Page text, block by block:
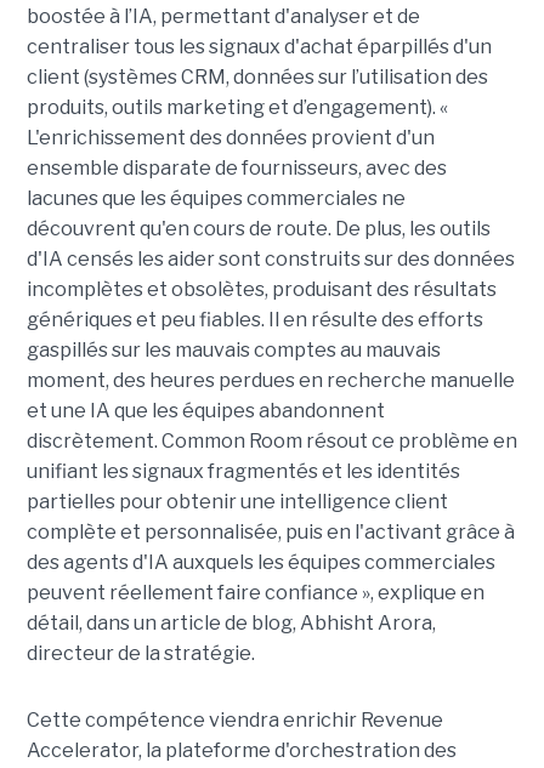
boostée à l’IA, permettant d'analyser et de
centraliser tous les signaux d'achat éparpillés d'un
client (systèmes CRM, données sur l’utilisation des
produits, outils marketing et d’engagement). «
L'enrichissement des données provient d'un
ensemble disparate de fournisseurs, avec des
lacunes que les équipes commerciales ne
découvrent qu'en cours de route. De plus, les outils
d'IA censés les aider sont construits sur des données
incomplètes et obsolètes, produisant des résultats
génériques et peu fiables. Il en résulte des efforts
gaspillés sur les mauvais comptes au mauvais
moment, des heures perdues en recherche manuelle
et une IA que les équipes abandonnent
discrètement. Common Room résout ce problème en
unifiant les signaux fragmentés et les identités
partielles pour obtenir une intelligence client
complète et personnalisée, puis en l'activant grâce à
des agents d'IA auxquels les équipes commerciales
peuvent réellement faire confiance », explique en
détail, dans un article de blog, Abhisht Arora,
directeur de la stratégie.
Cette compétence viendra enrichir Revenue
Accelerator, la plateforme d'orchestration des